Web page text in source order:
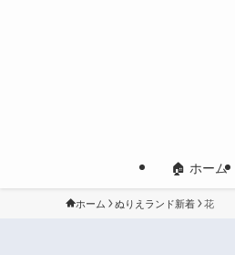
🏠 ホーム
ホーム ぬりえランド新着 花